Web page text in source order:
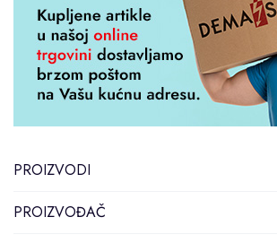
PROIZVODI
PROIZVOĐAČ